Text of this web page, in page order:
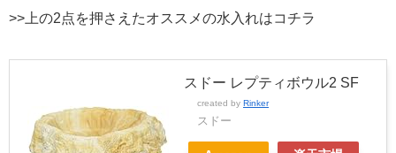
>>上の2点を押さえたオススメの水入れはコチラ
スドー レプティボウル2 SF
created by Rinker
スドー